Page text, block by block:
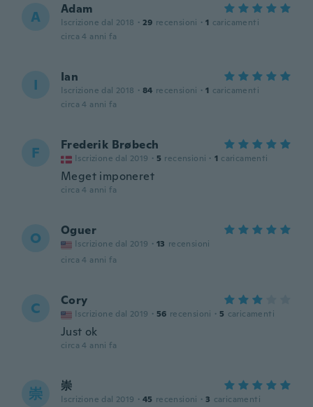
A Adam
Iscrizione dal 2018 · 29 recensioni · 1 caricamenti
circa 4 anni fa
I Ian
Iscrizione dal 2018 · 84 recensioni · 1 caricamenti
circa 4 anni fa
F Frederik Brøbech
Iscrizione dal 2019 · 5 recensioni · 1 caricamenti
Meget imponeret
circa 4 anni fa
O Oguer
Iscrizione dal 2019 · 13 recensioni
circa 4 anni fa
C Cory
Iscrizione dal 2019 · 56 recensioni · 5 caricamenti
Just ok
circa 4 anni fa
崇 崇
Iscrizione dal 2019 · 45 recensioni · 3 caricamenti